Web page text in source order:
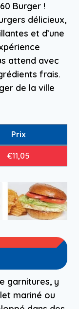
Burger !
délicieux,
et d’une
attend avec
frais.
de la ville
Prix
€11,05
garnitures, y
mariné ou